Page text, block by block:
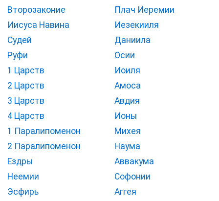
Второзаконие
Иисуса Навина
Судей
Руфи
1 Царств
2 Царств
3 Царств
4 Царств
1 Паралипоменон
2 Паралипоменон
Ездры
Неемии
Эсфирь
Плач Иеремии
Иезекииля
Даниила
Осии
Иоиля
Амоса
Авдия
Ионы
Михея
Наума
Аввакума
Софонии
Аггея